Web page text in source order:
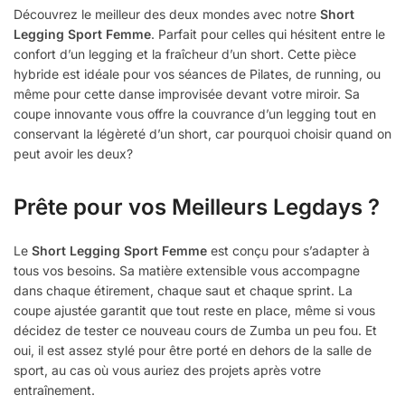
Découvrez le meilleur des deux mondes avec notre Short
Legging Sport Femme. Parfait pour celles qui hésitent entre le
confort d’un legging et la fraîcheur d’un short. Cette pièce
hybride est idéale pour vos séances de Pilates, de running, ou
même pour cette danse improvisée devant votre miroir. Sa
coupe innovante vous offre la couvrance d’un legging tout en
conservant la légèreté d’un short, car pourquoi choisir quand on
peut avoir les deux?
Prête pour vos Meilleurs Legdays ?
Le Short Legging Sport Femme est conçu pour s’adapter à
tous vos besoins. Sa matière extensible vous accompagne
dans chaque étirement, chaque saut et chaque sprint. La
coupe ajustée garantit que tout reste en place, même si vous
décidez de tester ce nouveau cours de Zumba un peu fou. Et
oui, il est assez stylé pour être porté en dehors de la salle de
sport, au cas où vous auriez des projets après votre
entraînement.